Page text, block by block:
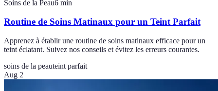
Soins de la Peau6 min
Routine de Soins Matinaux pour un Teint Parfait
Apprenez à établir une routine de soins matinaux efficace pour un
teint éclatant. Suivez nos conseils et évitez les erreurs courantes.
soins de la peauteint parfait
Aug 2